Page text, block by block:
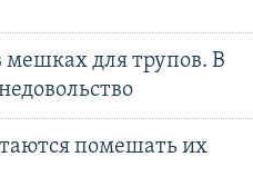
для трупов. В
помешать их